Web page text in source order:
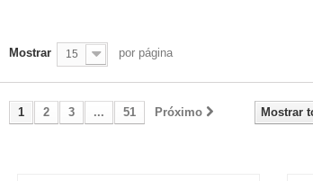
Mostrar 15 por página
Mostrar
1 2 3 ... 51 Próximo